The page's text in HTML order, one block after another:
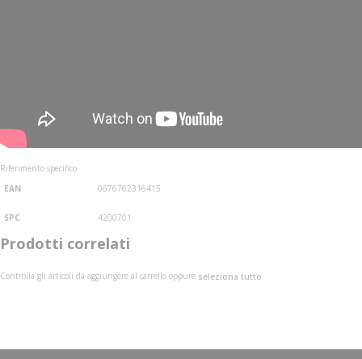
Riferimento specifico
EAN
0676762316415
SPC 4200701
Prodotti correlati
Controlla gli articoli da aggiungere al carrello oppure seleziona tutto